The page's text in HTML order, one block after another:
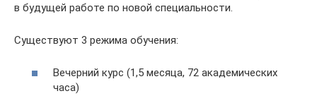
в будущей работе по новой специальности.
Существуют 3 режима обучения:
Вечерний курс (1,5 месяца, 72 академических
часа)